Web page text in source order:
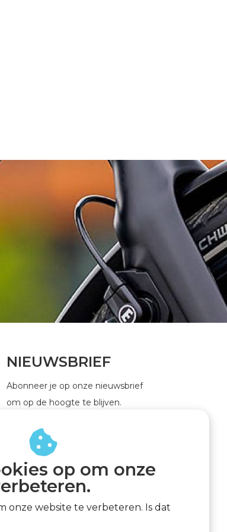
NIEUWSBRIEF
Abonneer je op onze nieuwsbrief
om op de hoogte te blijven.
ABONNEERop om onze
onze website te verbeteren. Is dat